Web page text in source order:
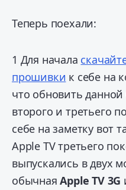
Теперь поехали:
1 Для начала
прошивки к себе на
что обновить
второго и третьего
себе на заметку вот
Apple TV третьего
выпускались в двух
обычнаяApple TV 3G